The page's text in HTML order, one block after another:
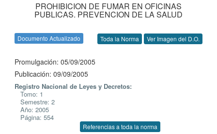
PROHIBICION DE FUMAR EN OFICINAS
PUBLICAS. PREVENCION DE LA SALUD
Documento Actualizado Toda la Norma Ver Imagen del D.O.
Promulgación: 05/09/2005
Publicación: 09/09/2005
Registro Nacional de Leyes y Decretos:
Tomo: 1
Semestre: 2
Año: 2005
Página: 554
Referencias a toda la norma